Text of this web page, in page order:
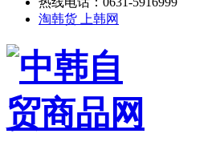
淘韩货 上韩网